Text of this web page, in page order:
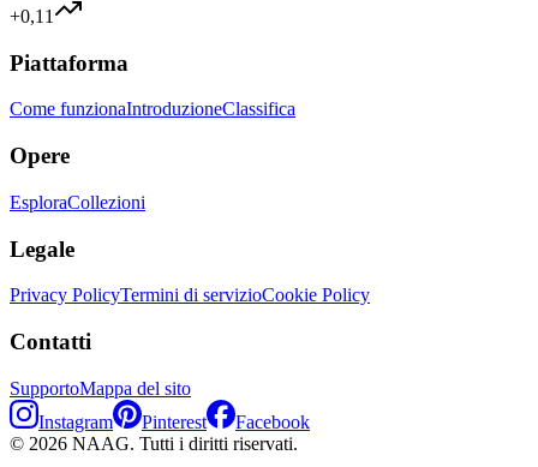
+0,11
Piattaforma
Come funzionaIntroduzioneClassifica
Opere
EsploraCollezioni
Legale
Privacy PolicyTermini di servizioCookie Policy
Contatti
SupportoMappa del sito
Instagram
Pinterest
Facebook
© 2026 NAAG. Tutti i diritti riservati.